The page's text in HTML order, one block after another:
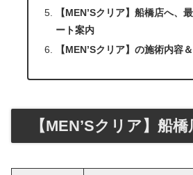
【MEN’Sクリア】船橋店へ、
ート案内
【MEN’Sクリア】の施術内容
【MEN’Sクリア】船